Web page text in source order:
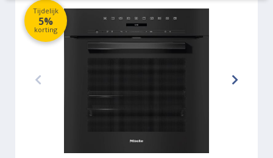
Tijdelijk
5%
korting